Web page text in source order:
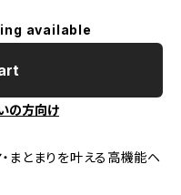
available
の方向け
・まとまりを叶える高機能ヘ